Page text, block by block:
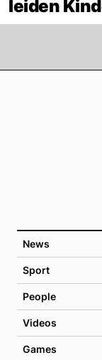
leiden
News
Sport
People
Videos
Games